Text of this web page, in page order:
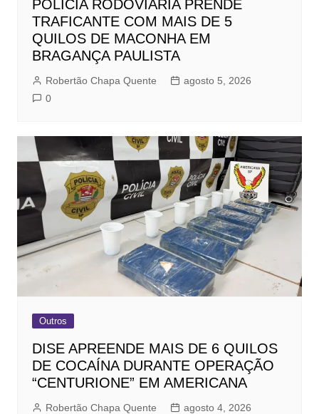
POLÍCIA RODOVIÁRIA PRENDE
TRAFICANTE COM MAIS DE 5
QUILOS DE MACONHA EM
BRAGANÇA PAULISTA
Robertão Chapa Quente
agosto 5, 2026
0
Outros
DISE APREENDE MAIS DE 6 QUILOS
DE COCAÍNA DURANTE OPERAÇÃO
“CENTURIONE” EM AMERICANA
Robertão Chapa Quente
agosto 4, 2026